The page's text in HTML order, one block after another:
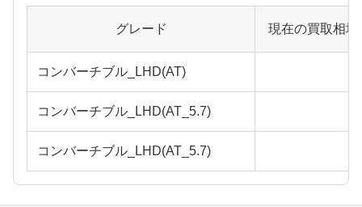
グレード 現在の買取相
コンバーチブル_LHD(AT)
コンバーチブル_LHD(AT_5.7)
コンバーチブル_LHD(AT_5.7)